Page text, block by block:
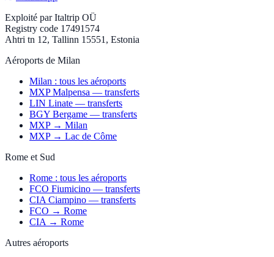
Exploité parItaltrip OÜ
Registry code 17491574
Ahtri tn 12, Tallinn 15551, Estonia
Aéroports de Milan
Milan : tous les aéroports
MXP Malpensa — transferts
LIN Linate — transferts
BGY Bergame — transferts
MXP → Milan
MXP → Lac de Côme
Rome et Sud
Rome : tous les aéroports
FCO Fiumicino — transferts
CIA Ciampino — transferts
FCO → Rome
CIA → Rome
Autres aéroports